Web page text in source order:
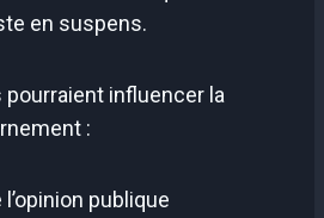
en suspens.
influencer la
:
publique